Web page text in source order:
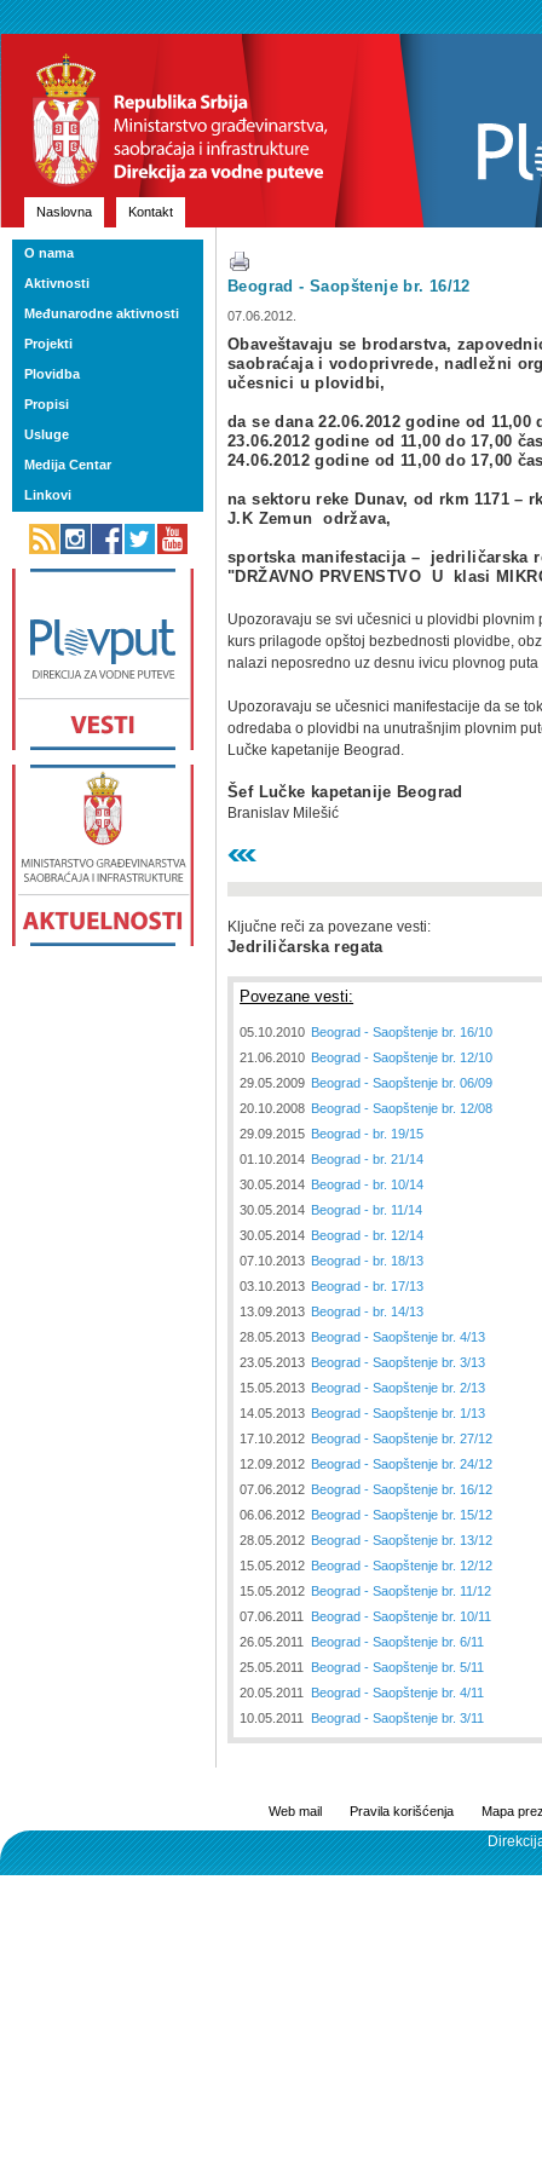
Naslovna Kontakt
Beograd - Saopštenje br. 16/12
07.06.2012.
Obaveštavaju se brodarstva,
saobraćaja i vodoprivrede, nadležni
učesnici u plovidbi,
da se dana 22.06.2012 godine od 11,00
23.06.2012 godine od 11,00 do 17,00
24.06.2012 godine od 11,00 do 17,00
na sektoru reke Dunav, od rkm 1171 –
J.K Zemun održava,
sportska manifestacija – jedriličarska
"DRŽAVNO PRVENSTVO U klasi
Upozoravaju se svi učesnici u plovidbi
kurs prilagode opštoj bezbednosti plovidbe,
nalazi neposredno uz desnu ivicu plovnog puta
Upozoravaju se učesnici manifestacije da se
odredaba o plovidbi na unutrašnjim plovnim
Lučke kapetanije Beograd.
Šef Lučke kapetanije Beograd
Branislav Milešić
Ključne reči za povezane vesti:
Jedriličarska regata
Povezane vesti:
05.10.2010 Beograd - Saopštenje br. 16/10
21.06.2010 Beograd - Saopštenje br. 12/10
29.05.2009 Beograd - Saopštenje br. 06/09
20.10.2008 Beograd - Saopštenje br. 12/08
29.09.2015 Beograd - br. 19/15
01.10.2014 Beograd - br. 21/14
30.05.2014 Beograd - br. 10/14
30.05.2014 Beograd - br. 11/14
30.05.2014 Beograd - br. 12/14
07.10.2013 Beograd - br. 18/13
03.10.2013 Beograd - br. 17/13
13.09.2013 Beograd - br. 14/13
28.05.2013 Beograd - Saopštenje br. 4/13
23.05.2013 Beograd - Saopštenje br. 3/13
15.05.2013 Beograd - Saopštenje br. 2/13
14.05.2013 Beograd - Saopštenje br. 1/13
17.10.2012 Beograd - Saopštenje br. 27/12
12.09.2012 Beograd - Saopštenje br. 24/12
07.06.2012 Beograd - Saopštenje br. 16/12
06.06.2012 Beograd - Saopštenje br. 15/12
28.05.2012 Beograd - Saopštenje br. 13/12
15.05.2012 Beograd - Saopštenje br. 12/12
15.05.2012 Beograd - Saopštenje br. 11/12
07.06.2011
Beograd - Saopštenje br. 10/11
26.05.2011
Beograd - Saopštenje br. 6/11
25.05.2011
Beograd - Saopštenje br. 5/11
20.05.2011
Beograd - Saopštenje br. 4/11
10.05.2011
Beograd - Saopštenje br. 3/11
O nama
Aktivnosti
Međunarodne aktivnosti
Projekti
Plovidba
Propisi
Usluge
Medija Centar
Linkovi
Web mail Pravila korišćenja Mapa